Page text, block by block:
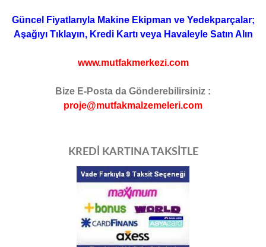
Güncel Fiyatlarıyla Makine Ekipman ve Yedekparçalar;
Aşağıyı Tıklayın, Kredi Kartı veya Havaleyle Satın Alın
www.mutfakmerkezi.com
Bize E-Posta da Gönderebilirsiniz :
proje@mutfakmalzemeleri.com
KREDİ KARTINA TAKSİTLE